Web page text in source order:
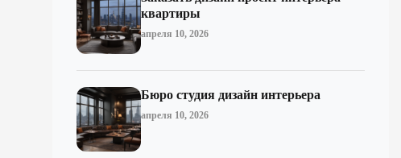
квартиры
апреля 10, 2026
Бюро студия дизайн интерьера
апреля 10, 2026